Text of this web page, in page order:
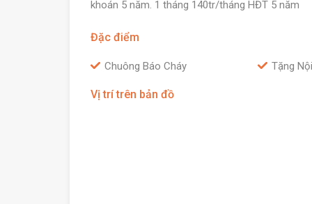
khoán 5 năm. 1 tháng 140tr/tháng HĐT 5 năm
Đặc điểm
Chuông Báo Cháy Tặng
Vị trí trên bản đồ